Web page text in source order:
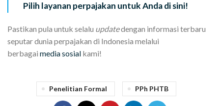
Pilih layanan perpajakan untuk Anda di sini!
Pastikan pula untuk selalu updatedengan informasi terbaru
seputar dunia perpajakan di Indonesia melalui
berbagai media sosial kami!
Penelitian Formal PPh PHTB